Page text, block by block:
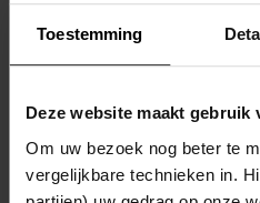
Toestemming
Deze website maakt gebruik
Om uw bezoek nog beter te
vergelijkbare technieken in.
7
hoorn